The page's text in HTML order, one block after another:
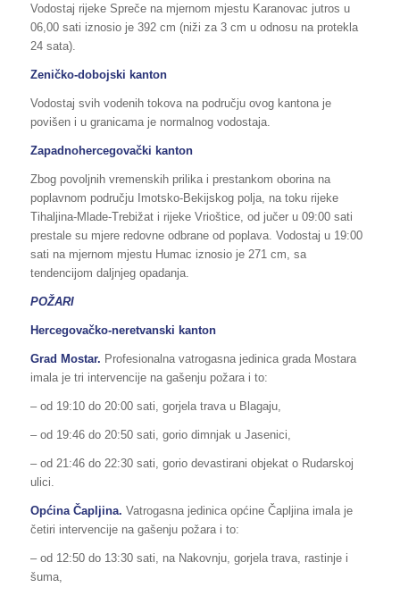
Vodostaj rijeke Spreče na mjernom mjestu Karanovac jutros u
06,00 sati iznosio je 392 cm (niži za 3 cm u odnosu na protekla
24 sata).
Zeničko-dobojski kanton
Vodostaj svih vodenih tokova na području ovog kantona je
povišen i u granicama je normalnog vodostaja.
Zapadnohercegovački kanton
Zbog povoljnih vremenskih prilika i prestankom oborina na
poplavnom području Imotsko-Bekijskog polja, na toku rijeke
Tihaljina-Mlade-Trebižat i rijeke Vrioštice, od jučer u 09:00 sati
prestale su mjere redovne odbrane od poplava. Vodostaj u 19:00
sati na mjernom mjestu Humac iznosio je 271 cm, sa
tendencijom daljnjeg opadanja.
POŽARI
Hercegovačko-neretvanski kanton
Grad Mostar. Profesionalna vatrogasna jedinica grada Mostara
imala je tri intervencije na gašenju požara i to:
– od 19:10 do 20:00 sati, gorjela trava u Blagaju,
– od 19:46 do 20:50 sati, gorio dimnjak u Jasenici,
– od 21:46 do 22:30 sati, gorio devastirani objekat o Rudarskoj
ulici.
Općina Čapljina. Vatrogasna jedinica općine Čapljina imala je
četiri intervencije na gašenju požara i to:
– od 12:50 do 13:30 sati, na Nakovnju, gorjela trava, rastinje i
šuma,